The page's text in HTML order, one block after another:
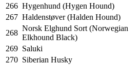
266 Hygenhund (Hygen Hound)
267 Haldenstøver (Halden Hound)
268
Norsk Elghund Sort (Norwegian
Elkhound Black)
269 Saluki
270 Siberian Husky